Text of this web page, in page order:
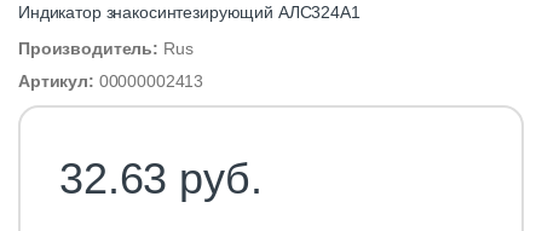
Индикатор знакосинтезирующий АЛС324А1
Производитель: Rus
Артикул: 00000002413
32.63 руб.